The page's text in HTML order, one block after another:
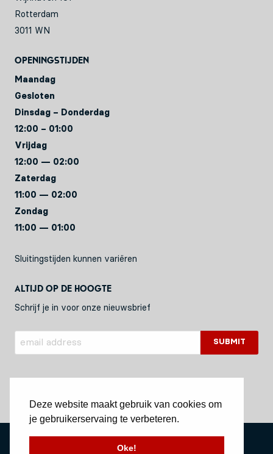
Deze website maakt gebruik van cookies om
je gebruikerservaing te verbeteren.
Oke!
Rotterdam
3011 WN
Openingstijden
Maandag
Gesloten
Dinsdag – Donderdag
12:00 – 01:00
Vrijdag
12:00 — 02:00
Zaterdag
11:00 — 02:00
Zondag
11:00 — 01:00
Sluitingstijden kunnen variëren
Altijd op de hoogte
Schrijf je in voor onze nieuwsbrief